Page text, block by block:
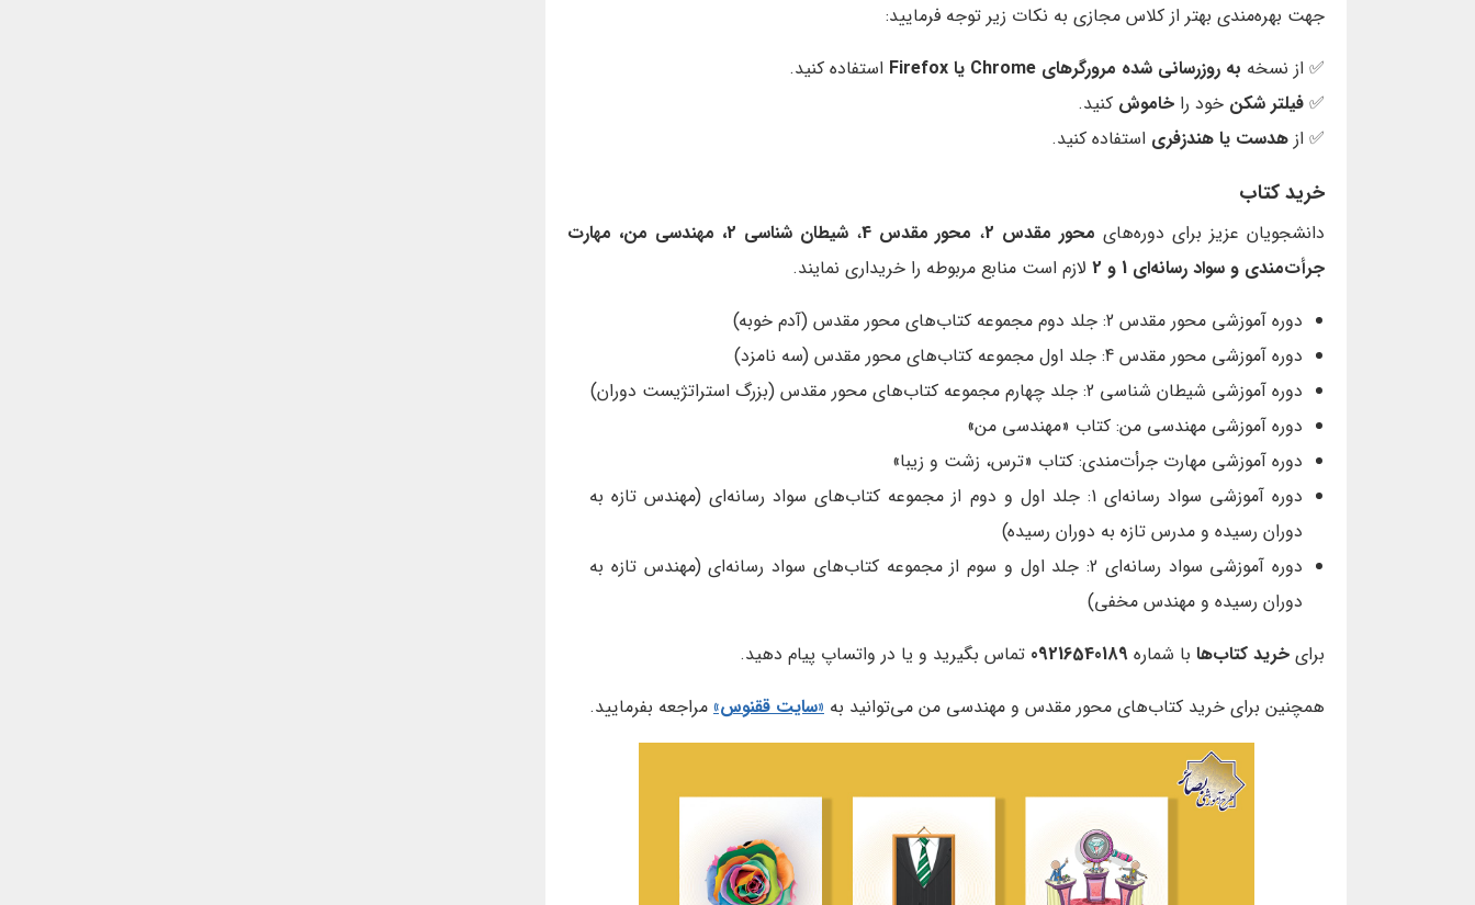
جهت بهره‌مندی بهتر از کلاس مجازی به نکات زیر توجه فرمایید:
✅ از نسخه به روزرسانی شده مرورگرهای Chrome یا Firefox
استفاده کنید.
✅ فیلتر شکن خود را خاموش کنید.
✅ از هدست یا هندزفری استفاده کنید.
خرید کتاب
دانشجویان عزیز برای دوره‌های محور مقدس 2 ، محور مقدس 4 ،شیطان شناسی 2، مهندسی من،
مهارت
جرأت‌مندی و سواد رسانه‌ای 1 و 2
لازم است منابع مربوطه را خریداری نمایند.
دوره آموزشی محور مقدس 2: جلد دوم مجموعه کتاب‌های محور مقدس (آدم خوبه)
دوره آموزشی محور مقدس 4: جلد اول مجموعه کتاب‌های محور مقدس (سه نامزد)
دوره آموزشی شیطان شناسی 2: جلد چهارم مجموعه کتاب‌های محور مقدس (بزرگ استراتژیست دوران)
دوره آموزشی مهندسی من: کتاب «مهندسی من»
دوره آموزشی مهارت جرأت‌مندی: کتاب «ترس، زشت و زیبا»
دوره آموزشی سواد رسانه‌ای 1: جلد اول و دوم از مجموعه کتاب‌های سواد رسانه‌ای (مهندس تازه به
دوران رسیده و مدرس تازه به دوران رسیده)
دوره آموزشی سواد رسانه‌ای 2: جلد اول و سوم از مجموعه کتاب‌های سواد رسانه‌ای (مهندس تازه به
دوران رسیده و مهندس مخفی)
برای خرید کتاب‌ها با شماره 09216540189 تماس بگیرید و یا در واتساپ پیام دهید.
همچنین برای خرید کتاب‌های محور مقدس و مهندسی من می‌‌توانید به «سایت ققنوس» مراجعه بفرمایید.